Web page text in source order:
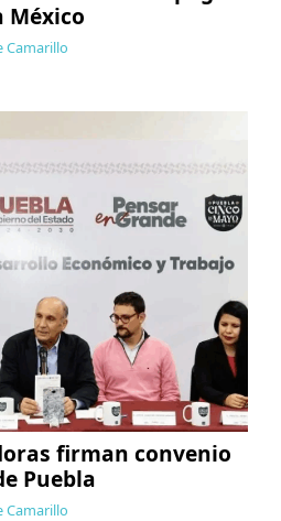
México
Camarillo
firman convenio
Puebla
Camarillo